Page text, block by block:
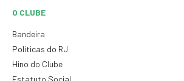
O CLUBE
Bandeira
Políticas do RJ
Hino do Clube
Estatuto Social